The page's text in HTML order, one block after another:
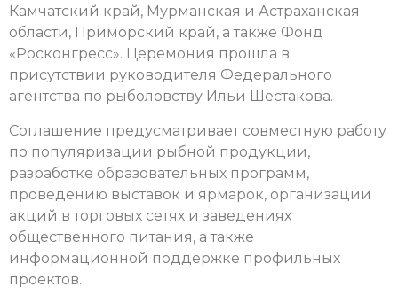
Камчатский край, Мурманская и Астраханская
области, Приморский край, а также Фонд
«Росконгресс». Церемония прошла в
присутствии руководителя Федерального
агентства по рыболовству Ильи Шестакова.
Соглашение предусматривает совместную работу
по популяризации рыбной продукции,
разработке образовательных программ,
проведению выставок и ярмарок, организации
акций в торговых сетях и заведениях
общественного питания, а также
информационной поддержке профильных
проектов.